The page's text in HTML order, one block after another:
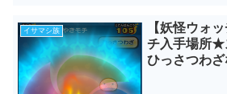
イサマシ族
【妖怪ウォ
チ入手場所★
ひっさつわ